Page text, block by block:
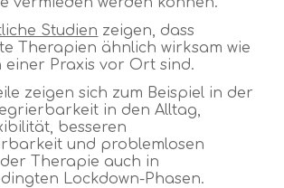
Studien zeigen, dass
Therapien ähnlich wirksam wie
einer Praxis vor Ort sind.
zeigen sich zum Beispiel in der
in den Alltag,
besseren
und problemlosen
Therapie auch in
Lockdown-Phasen.